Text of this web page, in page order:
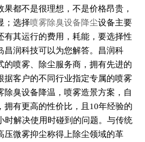
都不是很理想，不是价格昂贵，
；选择喷雾除臭设备降尘设备主要
有其运行的费用，耗能，要选择性
昌润科技可以为您解答。昌润科
的喷雾、除尘服务商，拥有先进的
据客户的不同行业指定专属的喷雾
除臭设备降温，喷雾造景方案，自
拥有更高的性价比，且10年经验的
时解决使用时碰到的问题。与传统
压微雾抑尘称得上除尘领域的革